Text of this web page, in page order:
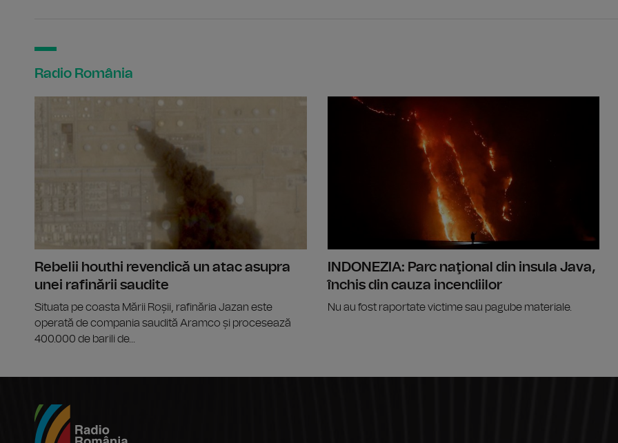
Radio România
Rebelii houthi revendică un atac asupra
unei rafinării saudite
Situata pe coasta Mării Roșii, rafinăria Jazan este
operată de compania saudită Aramco și procesează
400.000 de barili de...
INDONEZIA: Parc naţional din insula Java,
închis din cauza incendiilor
Nu au fost raportate victime sau pagube materiale.